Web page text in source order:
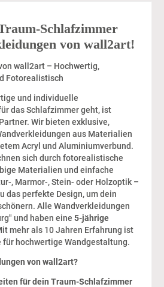
Schlafzimmer
von wall2art!
wall2art – Hochwertig,
Fotorealistisch
und individuelle
das Schlafzimmer geht, ist
Wir bieten exklusive,
aus Materialien
Acryl und Aluminiumverbund.
sich durch fotorealistische
Materialien und einfache
, Marmor-, Stein- oder Holzoptik –
das perfekte Design, um dein
Alle Wandverkleidungen
und haben eine 5-jährige
mehr als 10 Jahren Erfahrung ist
hochwertige Wandgestaltung.
von wall2art?
für dein Traum-Schlafzimmer